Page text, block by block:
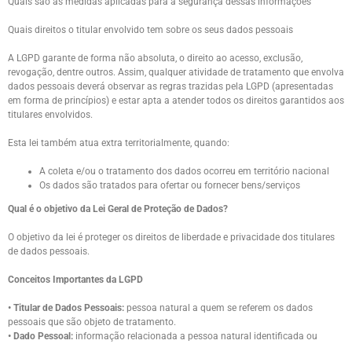
Quais direitos o titular envolvido tem sobre os seus dados pessoais
A LGPD garante de forma não absoluta, o direito ao acesso, exclusão,
revogação, dentre outros. Assim, qualquer atividade de tratamento que envolva
dados pessoais deverá observar as regras trazidas pela LGPD (apresentadas
em forma de princípios) e estar apta a atender todos os direitos garantidos aos
titulares envolvidos.
Esta lei também atua extra territorialmente, quando:
A coleta e/ou o tratamento dos dados ocorreu em território nacional
Os dados são tratados para ofertar ou fornecer bens/serviços
Qual é o objetivo da Lei Geral de Proteção de Dados?
O objetivo da lei é proteger os direitos de liberdade e privacidade dos titulares
de dados pessoais.
Conceitos Importantes da LGPD
• Titular de Dados Pessoais: pessoa natural a quem se referem os dados
pessoais que são objeto de tratamento.
• Dado Pessoal: informação relacionada a pessoa natural identificada ou